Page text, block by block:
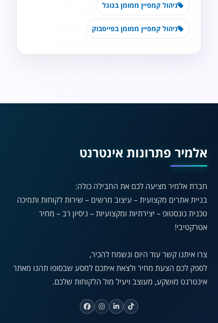
ניהול קמפיין ממומן בגוגל
ניהול קמפיין ממומן בפייסבוק
אלמיר פתרונות אינטרנט
חברת אלמיר מציעה לכם את החבילה כולה:
בניית אתרים מקצועית – עיצוב מרשים – שירות לקוחות ותמיכה
טכנית נונסטופ – יצירתיות ומקצועיות – ניסיון רב – מחיר
אטרקטיבי!
צרו איתנו קשר עוד היום ונשמח להכיר,
לספק לכם הצעת מחיר ולצאת איתכם למסע שבסופו תהנו מאתר
אינטרנט מושקע, מעוצב ויעיל מול הלקוחות שלכם.
ניגודיות גבוהה
◌
גווני אפור
☀
𝔸
גופן לדיסלקציה
🔗
הדגשת קישורים
ריווח טקסט